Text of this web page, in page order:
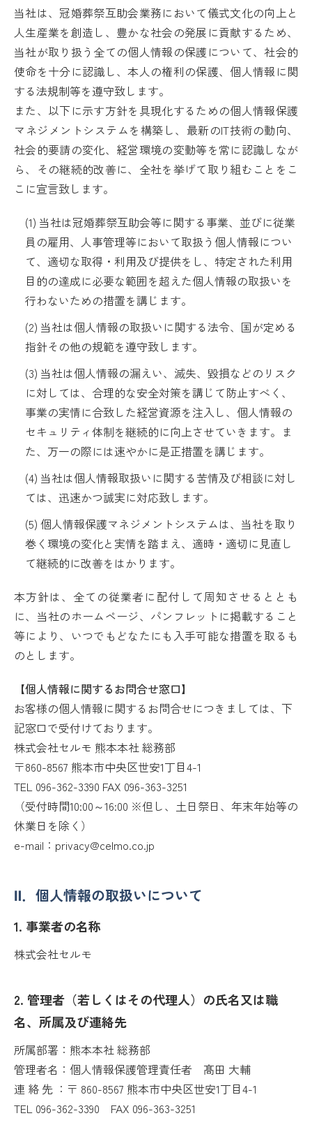
当社は、冠婚葬祭互助会業務において儀式文化の向上と
人生産業を創造し、豊かな社会の発展に貢献するため、
当社が取り扱う全ての個人情報の保護について、社会的
使命を十分に認識し、本人の権利の保護、個人情報に関
する法規制等を遵守致します。
また、以下に示す方針を具現化するための個人情報保護
マネジメントシステムを構築し、最新のIT技術の動向、
社会的要請の変化、経営環境の変動等を常に認識しなが
ら、その継続的改善に、全社を挙げて取り組むことをこ
こに宣言致します。
(1) 当社は冠婚葬祭互助会等に関する事業、並びに従業
員の雇用、人事管理等において取扱う個人情報につい
て、適切な取得・利用及び提供をし、特定された利用
目的の達成に必要な範囲を超えた個人情報の取扱いを
行わないための措置を講じます。
(2) 当社は個人情報の取扱いに関する法令、国が定める
指針その他の規範を遵守致します。
(3) 当社は個人情報の漏えい、滅失、毀損などのリスク
に対しては、合理的な安全対策を講じて防止すべく、
事業の実情に合致した経営資源を注入し、個人情報の
セキュリティ体制を継続的に向上させていきます。ま
た、万一の際には速やかに是正措置を講じます。
(4) 当社は個人情報取扱いに関する苦情及び相談に対し
ては、迅速かつ誠実に対応致します。
(5) 個人情報保護マネジメントシステムは、当社を取り
巻く環境の変化と実情を踏まえ、適時・適切に見直し
て継続的に改善をはかります。
本方針は、全ての従業者に配付して周知させるととも
に、当社のホームページ、パンフレットに掲載すること
等により、いつでもどなたにも入手可能な措置を取るも
のとします。
【個人情報に関するお問合せ窓口】
お客様の個人情報に関するお問合せにつきましては、下
記窓口で受付けております。
株式会社セルモ 熊本本社 総務部
〒860-8567 熊本市中央区世安1丁目4-1
TEL 096-362-3390 FAX 096-363-3251
（受付時間10:00～16:00 ※但し、土日祭日、年末年始等の
休業日を除く）
e-mail：privacy@celmo.co.jp
Ⅱ．個人情報の取扱いについて
1. 事業者の名称
株式会社セルモ
2. 管理者（若しくはその代理人）の氏名又は職
名、所属及び連絡先
所属部署：熊本本社 総務部
管理者名：個人情報保護管理責任者 髙田 大輔
連 絡 先 ：〒 860-8567 熊本市中央区世安1丁目4-1
TEL 096-362-3390
FAX 096-363-3251